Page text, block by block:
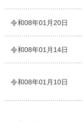
令和08年01月20日
令和08年01月14日
令和08年01月10日